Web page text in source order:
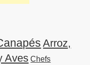
Arroz,
Aves Chefs